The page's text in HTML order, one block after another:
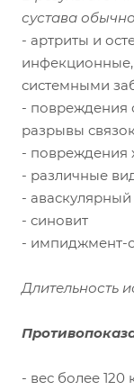
сустава
- артриты и
инфекционные,
системными
- повреждения
разрывы
- повреждения
- различные
-
- синовит
- импиджмент-
Длительность
- вес более 120